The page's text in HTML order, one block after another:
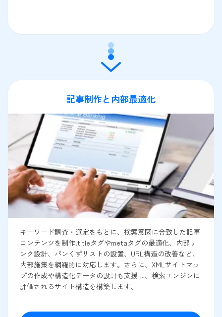
記事制作と内部最適化
キーワード調査・選定をもとに、検索意図に合致した記事
コンテンツを制作.titleタグやmetaタグの最適化、内部リ
ンク設計、パンくずリストの設置、URL構造の改善など、
内部施策を網羅的に対応します。さらに、XMLサイトマッ
プの作成や構造化データの設計も支援し、検索エンジンに
評価されるサイト構造を構築します。